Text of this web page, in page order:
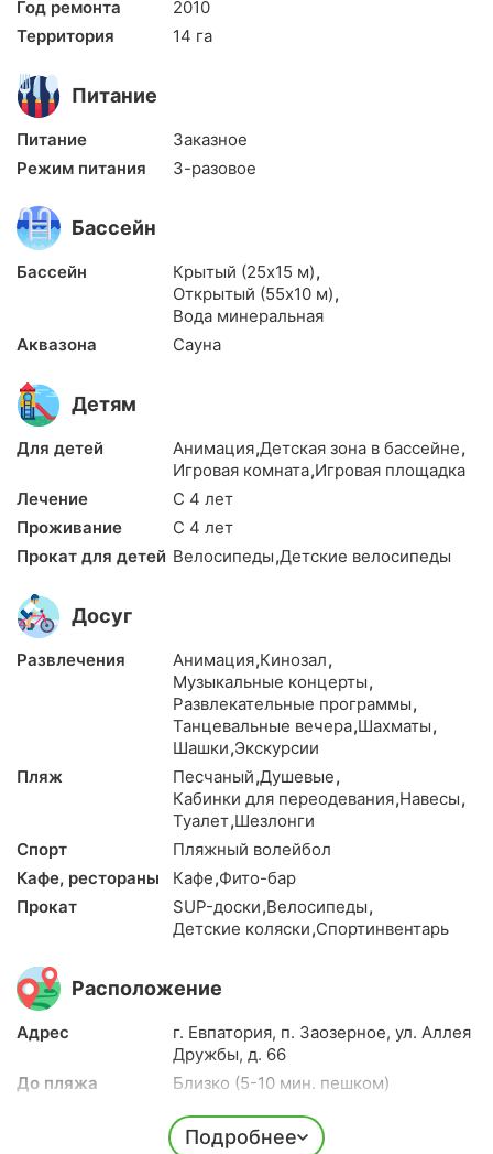
Год ремонта
2010
Территория
14 га
Питание
Питание
Заказное
Режим питания
3-разовое
Бассейн
Бассейн Крытый (25х15 м),
Открытый (55х10 м),
Вода минеральная
Аквазона
Сауна
Детям
Для детей Анимация,Детская зона в бассейне,
Игровая комната,Игровая площадка
Лечение
С 4 лет
Проживание
С 4 лет
Прокат для детей Велосипеды,Детские велосипеды
Досуг
Развлечения Анимация,Кинозал,
Музыкальные концерты,
Развлекательные программы,
Танцевальные вечера,Шахматы,
Шашки,Экскурсии
Пляж
Песчаный,Душевые,
Кабинки для переодевания,Навесы,
Туалет,Шезлонги
Спорт
Пляжный волейбол
Кафе, рестораны
Кафе,Фито-бар
Прокат
SUP-доски,Велосипеды,
Детские коляски,Спортинвентарь
Расположение
Адрес
г. Евпатория, п. Заозерное, ул. Аллея
Дружбы, д. 66
До пляжа
Близко (5-10 мин. пешком)
10-15 минут на авто
15 мин. на авто
Подробнее